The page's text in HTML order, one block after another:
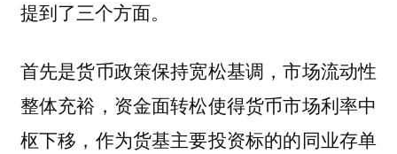
提到了三个方面。
首先是货币政策保持宽松基调，市场流动性
整体充裕，资金面转松使得货币市场利率中
枢下移，作为货基主要投资标的的同业存单